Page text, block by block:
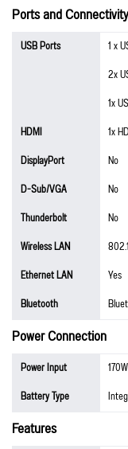
Ports and Connectivity
USB Ports
1 x
2x
1x
HDMI
1x
DisplayPort
No
D-Sub/VGA
No
Thunderbolt
No
Wireless LAN
Ethernet LAN
Yes
Bluetooth
Power Connection
Power Input
Battery Type
Features